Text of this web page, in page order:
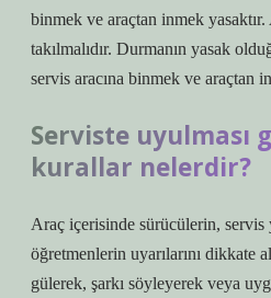
binmek ve araçtan inmek
takılmalıdır. Durmanın yasak
servis aracına binmek ve araçtan
Serviste uyulması
kurallar nelerdir?
Araç içerisinde sürücülerin,
öğretmenlerin uyarılarını dikkate
gülerek, şarkı söyleyerek veya